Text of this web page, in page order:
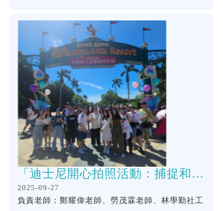
「迪士尼開心拍照活動：捕捉和老best 的快樂時光」活動
2025-09-27
負責老師：鄭耀偉老師、勞茂霖老師、林學勤社工